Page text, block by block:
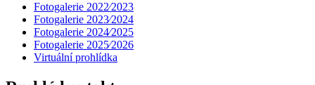
Fotogalerie 2022⁄2023
Fotogalerie 2023⁄2024
Fotogalerie 2024⁄2025
Fotogalerie 2025⁄2026
Virtuální prohlídka